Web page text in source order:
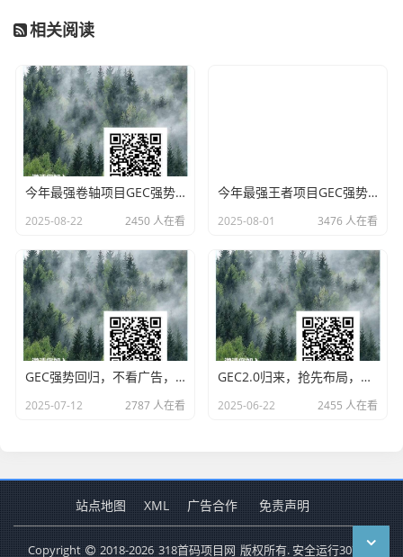
相关阅读
今年最强卷轴项目GEC强势回归，不看广告，0撸玩家的好平台
2025-08-22 2450 人在看
今年最强王者项目GEC强势回归，不看广告，纯0撸，0撸玩家的好平台
2025-08-01 3476 人在看
GEC强势回归，不看广告，0撸
2025-07-12 2787 人在看
GEC2.0归来，抢先布局，零撸不用看广告，需要能长期玩的
2025-06-22 2455 人在看
站点地图 XML 广告合作 免责声明
Copyright 2018-2026 318首码项目网 版权所有. 安全运行3076 天